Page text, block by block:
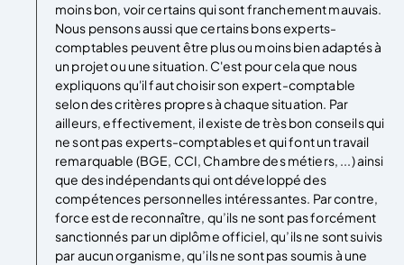
moins bon, voir certains qui sont franchement mauvais.
Nous pensons aussi que certains bons experts-
comptables peuvent être plus ou moins bien adaptés à
un projet ou une situation. C'est pour cela que nous
expliquons qu'il faut choisir son expert-comptable
selon des critères propres à chaque situation. Par
ailleurs, effectivement, il existe de très bon conseils qui
ne sont pas experts-comptables et qui font un travail
remarquable (BGE, CCI, Chambre des métiers, ...) ainsi
que des indépendants qui ont développé des
compétences personnelles intéressantes. Par contre,
force est de reconnaître, qu’ils ne sont pas forcément
sanctionnés par un diplôme officiel, qu’ils ne sont suivis
par aucun organisme, qu’ils ne sont pas soumis à une